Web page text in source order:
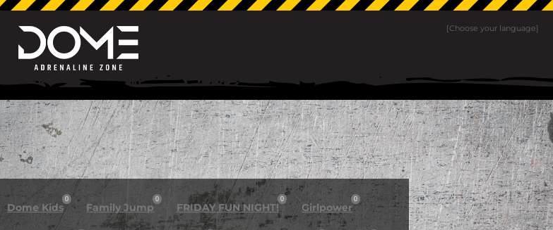
[Choose your language]
Dome Kids
0
Family Jump
0
FRIDAY FUN NIGHT!
0
Girlpower
0